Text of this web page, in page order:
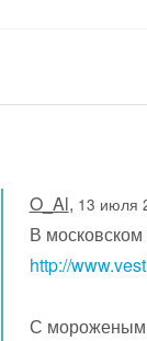
O_Al, 13 июля
В
http://
С мороженым